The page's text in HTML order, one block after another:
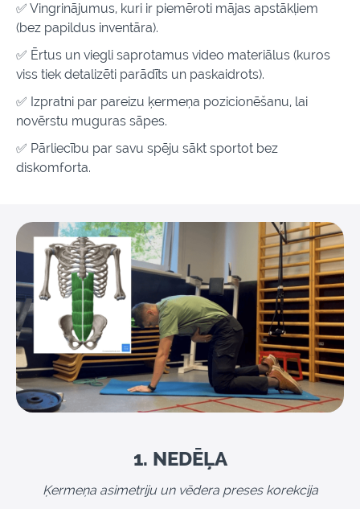
✅ Vingrinājumus, kuri ir piemēroti mājas apstākļiem
(bez papildus inventāra).
✅ Ērtus un viegli saprotamus video materiālus (kuros
viss tiek detalizēti parādīts un paskaidrots).
✅ Izpratni par pareizu ķermeņa pozicionēšanu, lai
novērstu muguras sāpes.
✅ Pārliecību par savu spēju sākt sportot bez
diskomforta.
1. NEDĒĻA
Ķermeņa asimetriju un vēdera preses korekcija